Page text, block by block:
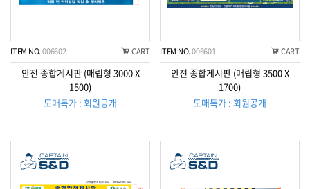
ITEM NO.006602 CART
안전 종합게시판 (매립형 3000 X
1500)
도매특가 : 회원공개
ITEM NO.006601 CART
안전 종합게시판 (매립형 3500 X
1700)
도매특가 : 회원공개